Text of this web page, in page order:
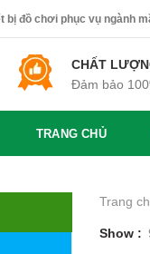
đồ chơi phục vụ ngành
CHẤT
Đảm bảo
TRANG CHỦ
Trang
Show